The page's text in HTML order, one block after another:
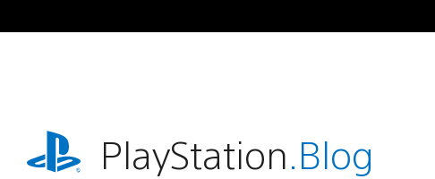
al
playstation.comPlayStation.Blog